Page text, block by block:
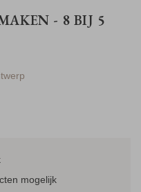
- 8 BIJ 5
mogelijk